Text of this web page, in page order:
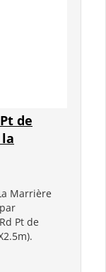
de
Marrière
Pt de